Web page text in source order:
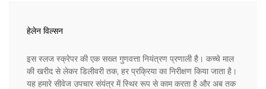
हेलेन विल्सन
इस स्लज स्क्रेपर की एक सख्त गुणवत्ता नियंत्रण प्रणाली है। कच्चे माल
की खरीद से लेकर डिलीवरी तक, हर प्रक्रिया का निरीक्षण किया जाता है।
यह हमारे सीवेज उपचार संयंत्र में स्थिर रूप से काम करता है और अब तक